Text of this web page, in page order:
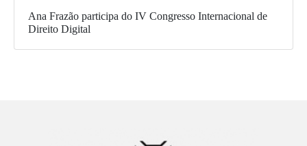
Ana Frazão participa do IV Congresso Internacional de
Direito Digital